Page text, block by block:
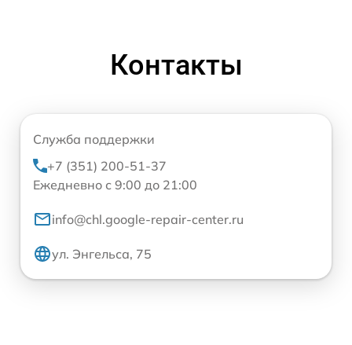
Контакты
Служба поддержки
+7 (351) 200-51-37
Ежедневно с 9:00 до 21:00
info@chl.google-repair-center.ru
ул. Энгельса, 75